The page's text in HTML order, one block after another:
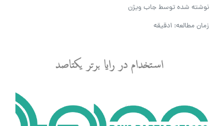
نوشته شده توسطجاب ویژن
زمان مطالعه: 1دقیقه